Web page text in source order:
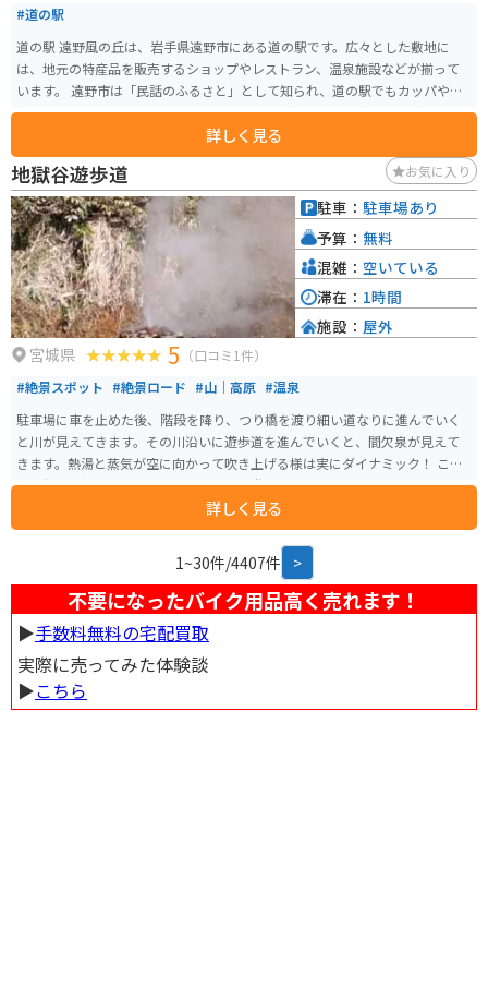
#道の駅
道の駅 遠野風の丘は、岩手県遠野市にある道の駅です。広々とした敷地に
は、地元の特産品を販売するショップやレストラン、温泉施設などが揃って
います。 遠野市は「民話のふるさと」として知られ、道の駅でもカッパや座
敷わらしにまつわるお土産や展示を見ることができます。遠野風の丘から眺
める景色は素晴らしく、晴れた日には早池峰山を望むこともできます。周辺
には牧場や田園風景が広がり、のどかな雰囲気の中をツーリングするのにも
最適です。 レストランでは、遠野産の食材を使った郷土料理や、名物のジン
ギスカンを楽しむことができます。また、併設の温泉施設「風の湯」では、
旅の疲れを癒すことができます。売店には、遠野のお菓子や民芸品、地元で
採れた新鮮な野菜などが販売されています。 バイクで訪れる際は、道の駅か
ら遠野市内へのアクセスも良く、観光拠点としても便利です。広い駐車場が
あるので、ゆったりと休憩することができます。周辺道路は走りやすく、景
色も良いので、ツーリングにもおすすめです。
詳しく見る
地獄谷遊歩道 お気に入り
宮城県 5 （口コミ1件）
#絶景スポット #絶景ロード #山｜高原 #温泉
駐車場に車を止めた後、階段を降り、つり橋を渡り細い道なりに進んでいく
と川が見えてきます。その川沿いに遊歩道を進んでいくと、間欠泉が見えて
きます。熱湯と蒸気が空に向かって吹き上げる様は実にダイナミック！ ここ
の間欠泉は無料で見ることができます。遊歩道左側の窪みにある熱湯スポッ
トで温泉卵を作ることもできます。とても熱いので注意して作りましょう。
雪解けの時期は道がぬかるんでいて歩くのが大変なので、 乾燥して晴れの日
詳しく見る
駐車： 駐車場あり
予算： 無料
混雑： 空いている
滞在： 1時間
施設： 屋外
1~30件/4407件 >
不要になったバイク用品高く売れます！
▶︎手数料無料の宅配買取
実際に売ってみた体験談
▶︎こちら